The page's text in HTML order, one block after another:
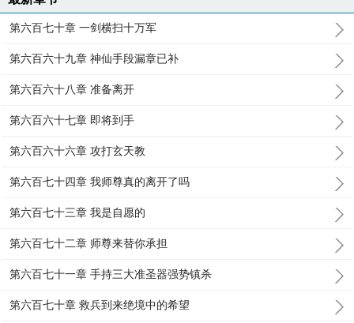
第六百七十章 一剑横扫十万军
第六百六十九章 神仙手段漏章已补
第六百六十八章 准备离开
第六百六十七章 即将到手
第六百六十六章 攻打玄天教
第六百七十四章 我师尊真的离开了吗
第六百七十三章 我是自愿的
第六百七十二章 师尊来替你承担
第六百七十一章 手持三大准圣器强势镇杀
第六百七十章 救兵到来绝境中的希望